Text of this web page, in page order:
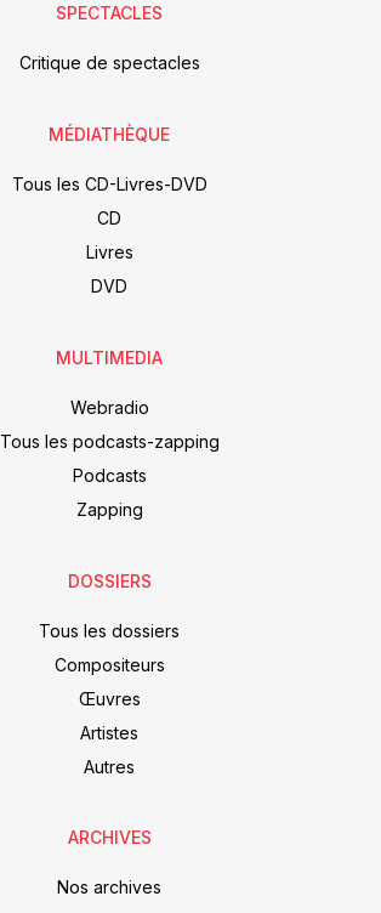
SPECTACLES
Critique de spectacles
MÉDIATHÈQUE
Tous les CD-Livres-DVD
CD
Livres
DVD
MULTIMEDIA
Webradio
Tous les podcasts-zapping
Podcasts
Zapping
DOSSIERS
Tous les dossiers
Compositeurs
Œuvres
Artistes
Autres
ARCHIVES
Nos archives